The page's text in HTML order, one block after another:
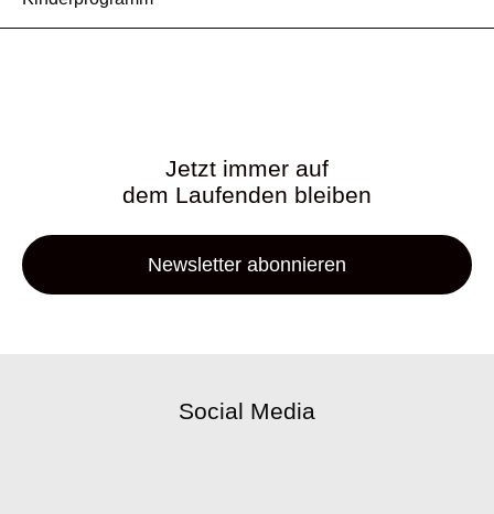
Jetzt immer auf
dem Laufenden bleiben
Newsletter abonnieren
Social Media